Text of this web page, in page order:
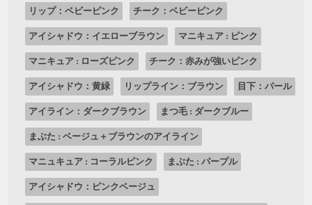
リップ：ベビーピンク チーク：ベビーピンク
アイシャドウ：イエローブラウン マニキュア : ピンク
マニキュア : ローズピンク チーク：赤みが強いピンク
アイシャドウ：黄緑 リップライン：ブラウン 目下：パール
アイライン：ダークブラウン まつ毛 : ダークブルー
まぶた : ベージュ＋ブラウンのアイライン
マニュキュア : コーラルピンク まぶた : パープル
アイシャドウ：ピンクベージュ